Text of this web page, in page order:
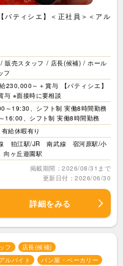
パティシエ】＜正社員＞＜アル
販売スタッフ / 店長(候補) / ホール
フ
230,000～＋賞与 【パティシエ】
与 ※面接時に要相談
～19:30、シフト制 実働8時間勤務
16:00、シフト制 実働8時間勤務
給休暇有り
狛江駅/JR 南武線 宿河原駅/小
ヶ丘遊園駅
掲載期間：2026/08/31まで
更新日付：2026/06/30
詳細をみる
フ
店長(候補)
アルバイト
パン屋・ベーカリー